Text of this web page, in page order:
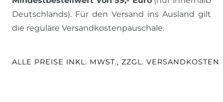
Deutschlands). Für den Versand ins Ausland gilt
die reguläre Versandkostenpauschale.
ALLE PREISE INKL. MWST., ZZGL. VERSANDKOSTEN